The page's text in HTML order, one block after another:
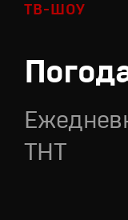
ТВ-ШОУ
ТНТ